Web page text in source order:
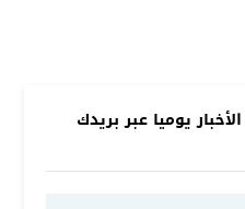
يوميا عبر بريدك